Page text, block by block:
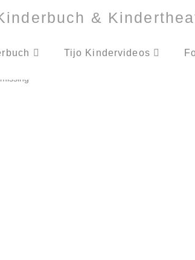
Tijo Kindervideos